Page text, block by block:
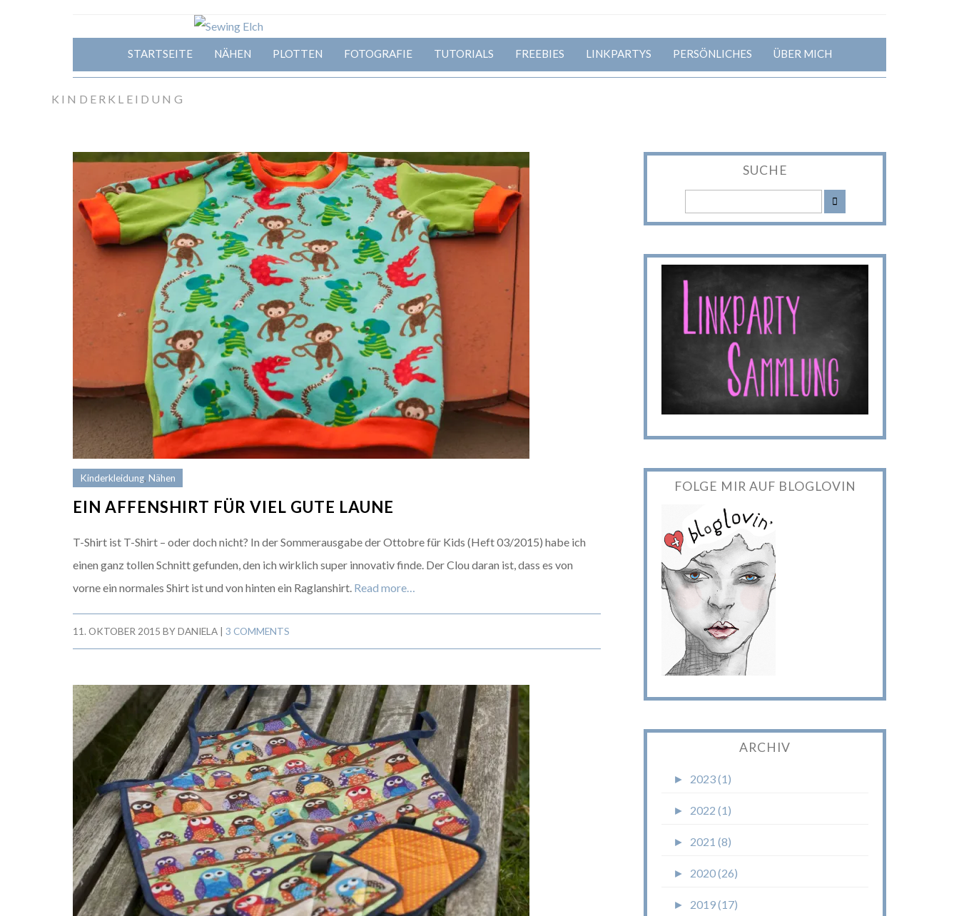
STARTSEITE NÄHEN PLOTTEN FOTOGRAFIE TUTORIALS FREEBIES LINKPARTYS PERSÖNLICHES ÜBER MICH
KINDERKLEIDUNG
Kinderkleidung, Nähen
EIN AFFENSHIRT FÜR VIEL GUTE LAUNE
T-Shirt ist T-Shirt – oder doch nicht? In der Sommerausgabe der Ottobre für Kids (Heft 03/2015) habe ich
einen ganz tollen Schnitt gefunden, den ich wirklich super innovativ finde. Der Clou daran ist, dass es von
vorne ein normales Shirt ist und von hinten ein Raglanshirt. Read more…
11. OKTOBER 2015 BYDANIELA 3 COMMENTS
SUCHE
FOLGE MIR AUF BLOGLOVIN
ARCHIV
► 2023 (1)
► 2022 (1)
► 2021 (8)
► 2020 (26)
► 2019 (17)